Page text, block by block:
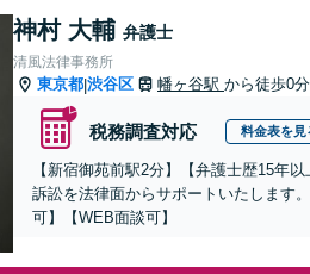
神村 大輔 弁護士
清風法律事務所
東京都|渋谷区 幡ヶ谷駅 から徒歩0分
税務調査対応 料金表を見
【新宿御苑前駅2分】【弁護士歴15年
訴訟を法律面からサポートいたします
可】【WEB面談可】